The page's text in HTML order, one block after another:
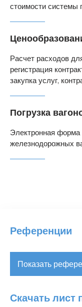
стоимости системы
Расчет расходов
регистрация
закупка услуг,
Погрузка
Электронная форма
железнодорожных
Референции
Показать
Скачать лист